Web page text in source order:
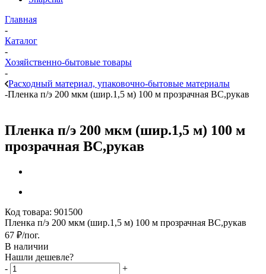
Главная
-
Каталог
-
Хозяйственно-бытовые товары
-
Расходный материал, упаковочно-бытовые материалы
-Пленка п/э 200 мкм (шир.1,5 м) 100 м прозрачная ВС,рукав
Пленка п/э 200 мкм (шир.1,5 м) 100 м
прозрачная ВС,рукав
Код товара: 901500
Пленка п/э 200 мкм (шир.1,5 м) 100 м прозрачная ВС,рукав
67 ₽/пог.
В наличии
Нашли дешевле?
-
+